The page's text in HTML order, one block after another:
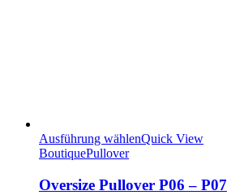
Ausführung wählenQuick View
BoutiquePullover
Oversize Pullover P06 – P07